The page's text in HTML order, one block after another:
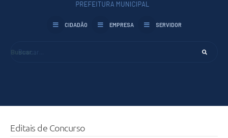
Buscar...
CIDADÃO EMPRESA SERVIDOR
Editais de Concurso